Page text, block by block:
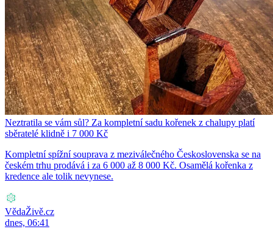
Neztratila se vám sůl? Za kompletní sadu kořenek z chalupy platí
sběratelé klidně i 7 000 Kč
Kompletní spížní souprava z meziválečného Československa se na
českém trhu prodává i za 6 000 až 8 000 Kč. Osamělá kořenka z
kredence ale tolik nevynese.
VědaŽivě.cz
dnes, 06:41